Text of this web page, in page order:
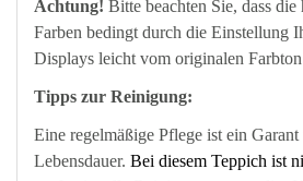
Achtung! Bitte beachten Sie, dass die
Farben bedingt durch die Einstellung
Displays leicht vom originalen
Tipps zur Reinigung:
Eine regelmäßige Pflege ist ein
Lebensdauer. Bei diesem Teppich ist